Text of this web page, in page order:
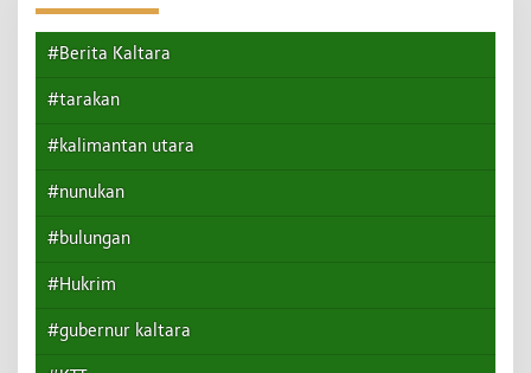
#Berita Kaltara
#tarakan
#kalimantan utara
#nunukan
#bulungan
#Hukrim
#gubernur kaltara